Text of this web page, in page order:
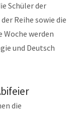
Schüler der
Reihe sowie die
Woche werden
und Deutsch
die